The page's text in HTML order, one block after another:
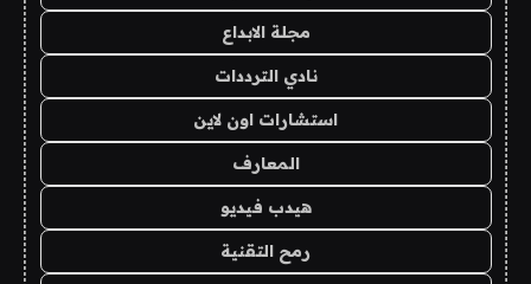
مجلة الابداع
نادي الترددات
استشارات اون لاين
المعارف
هيدب فيديو
رمح التقنية